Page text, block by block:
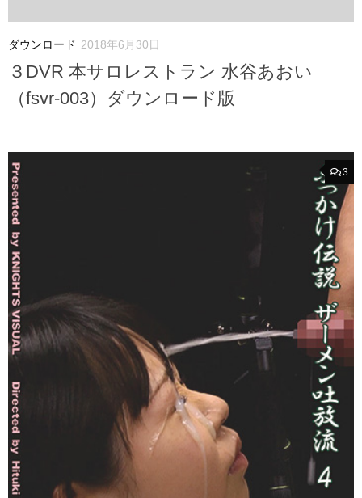
ダウンロード 2018年6月30日
３DVR 本サロレストラン 水谷あおい
（fsvr-003）ダウンロード版
3